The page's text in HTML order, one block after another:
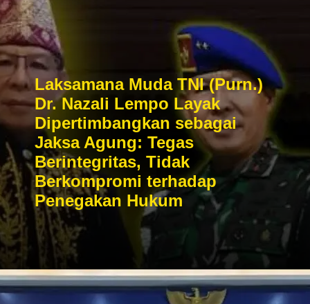
Laksamana Muda TNI (Purn.)
Dr. Nazali Lempo Layak
Dipertimbangkan sebagai
Jaksa Agung: Tegas
Berintegritas, Tidak
Berkompromi terhadap
Penegakan Hukum